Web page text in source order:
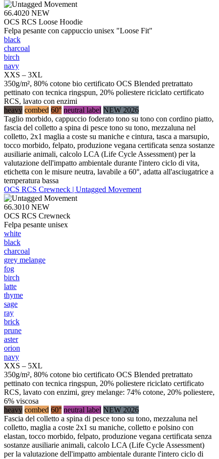
66.4020 NEW
OCS RCS Loose Hoodie
Felpa pesante con cappuccio unisex "Loose Fit"
black
charcoal
birch
navy
XXS – 3XL
350g/m², 80% cotone bio certificato OCS Blended pretrattato
pettinato con tecnica ringspun, 20% poliestere riciclato certificato
RCS, lavato con enzimi
heavy combed 60° neutral label NEW 2026
Taglio morbido, cappuccio foderato tono su tono con cordino piatto,
fascia del colletto a spina di pesce tono su tono, mezzaluna nel
colletto, 2x1 maglia a coste su maniche e cintura, tasca a marsupio,
tocco morbido, felpato, produzione vegana certificata senza sostanze
ausiliarie animali, calcolo LCA (Life Cycle Assessment) per la
valutazione dell'impatto ambientale durante l'intero ciclo di vita,
etichetta con le misure neutra, lavabile a 60°, adatta all'asciugatrice a
temperatura bassa
OCS RCS Crewneck | Untagged Movement
66.3010 NEW
OCS RCS Crewneck
Felpa pesante unisex
white
black
charcoal
grey melange
fog
birch
latte
thyme
sage
ray
brick
prune
aster
orion
navy
XXS – 5XL
350g/m², 80% cotone bio certificato OCS Blended pretrattato
pettinato con tecnica ringspun, 20% poliestere riciclato certificato
RCS, lavato con enzimi, grey melange: 74% cotone, 20% poliestere,
6% viscosa
heavy combed 60° neutral label NEW 2026
Fascia del colletto a spina di pesce tono su tono, mezzaluna nel
colletto, maglia a coste 2x1 su maniche, colletto e polsino con
elastan, tocco morbido, felpato, produzione vegana certificata senza
sostanze ausiliarie animali, calcolo LCA (Life Cycle Assessment)
per la valutazione dell'impatto ambientale durante l'intero ciclo di